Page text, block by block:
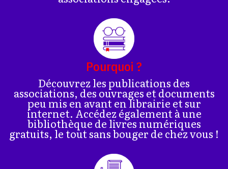
Pourquoi ?
Découvrez les publications des
associations, des ouvrages et documents
peu mis en avant en librairie et sur
internet. Accédez également à une
bibliothèque de livres numériques
gratuits, le tout sans bouger de chez vous !